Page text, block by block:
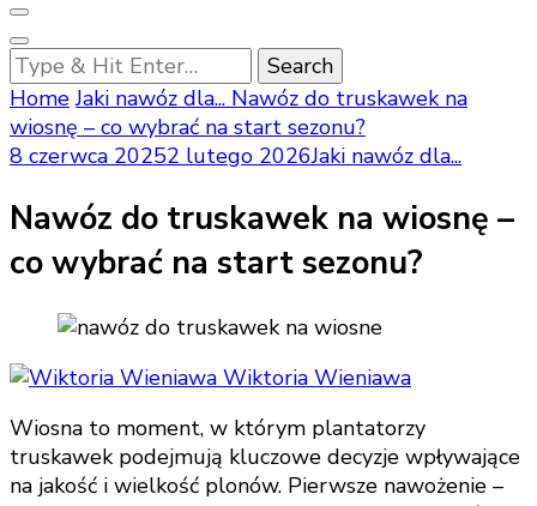
Looking
for
Something?
Home Jaki nawóz dla... Nawóz do truskawek na
wiosnę – co wybrać na start sezonu?
8 czerwca 20252 lutego 2026Jaki nawóz dla...
Nawóz do truskawek na wiosnę –
co wybrać na start sezonu?
Wiktoria Wieniawa
Wiosna to moment, w którym plantatorzy
truskawek podejmują kluczowe decyzje wpływające
na jakość i wielkość plonów. Pierwsze nawożenie –